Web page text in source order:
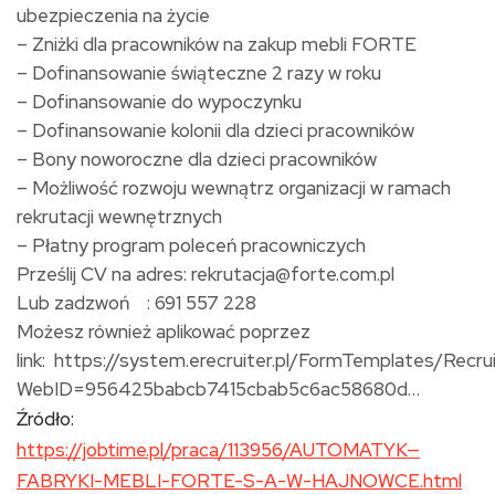
ubezpieczenia na życie
– Zniżki dla pracowników na zakup mebli FORTE
– Dofinansowanie świąteczne 2 razy w roku
– Dofinansowanie do wypoczynku
– Dofinansowanie kolonii dla dzieci pracowników
– Bony noworoczne dla dzieci pracowników
– Możliwość rozwoju wewnątrz organizacji w ramach
rekrutacji wewnętrznych
– Płatny program poleceń pracowniczych
Prześlij CV na adres: rekrutacja@forte.com.pl
Lub zadzwoń : 691 557 228
Możesz również aplikować poprzez
link: https://system.erecruiter.pl/FormTemplates/
WebID=956425babcb7415cbab5c6ac58680d…
Źródło:
https://jobtime.pl/praca/113956/AUTOMATYK—
FABRYKI-MEBLI-FORTE-S-A-W-HAJNOWCE.html